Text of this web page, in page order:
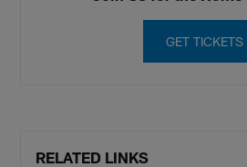
GET TICKETS
RELATED LINKS